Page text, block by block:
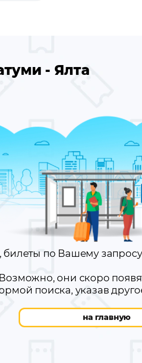
- Ялта
по Вашему запросу
Возможно, они скоро
поиска, указав
на главную